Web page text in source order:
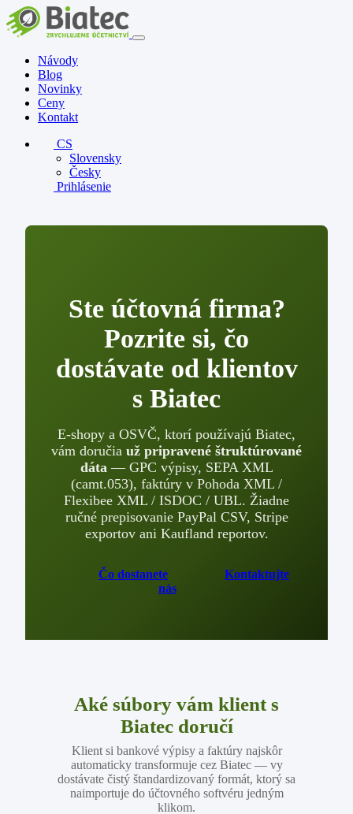
Návody
Blog
Novinky
Ceny
Kontakt
CS
Slovensky
Česky
Prihlásenie
Ste účtovná firma?
Pozrite si, čo
dostávate od klientov
s Biatec
E-shopy a OSVČ, ktorí používajú Biatec,
vám doručia už pripravené štruktúrované
dáta — GPC výpisy, SEPA XML
(camt.053), faktúry v Pohoda XML /
Flexibee XML / ISDOC / UBL. Žiadne
ručné prepisovanie PayPal CSV, Stripe
exportov ani Kaufland reportov.
Čo dostanete
Kontaktujte
nás
Aké súbory vám klient s
Biatec doručí
Klient si bankové výpisy a faktúry najskôr
automaticky transformuje cez Biatec — vy
dostávate čistý štandardizovaný formát, ktorý sa
naimportuje do účtovného softvéru jedným
klikom.